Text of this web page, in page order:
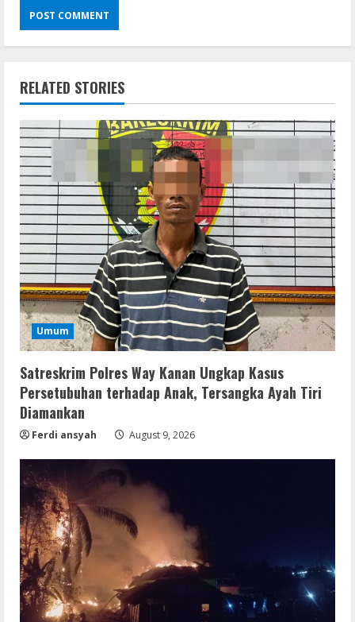
RELATED STORIES
Umum
Satreskrim Polres Way Kanan Ungkap Kasus
Persetubuhan terhadap Anak, Tersangka Ayah Tiri
Diamankan
Ferdi ansyah August 9, 2026